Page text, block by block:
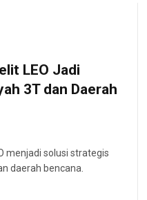
LEO Jadi
3T dan Daerah
menjadi solusi strategis
daerah bencana.